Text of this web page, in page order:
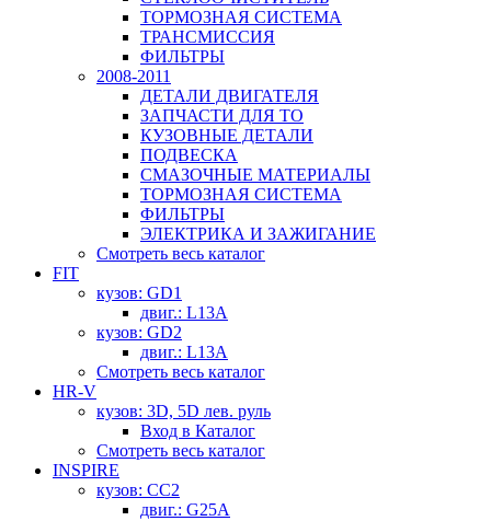
ТОРМОЗНАЯ СИСТЕМА
ТРАНСМИССИЯ
ФИЛЬТРЫ
2008-2011
ДЕТАЛИ ДВИГАТЕЛЯ
ЗАПЧАСТИ ДЛЯ ТО
КУЗОВНЫЕ ДЕТАЛИ
ПОДВЕСКА
СМАЗОЧНЫЕ МАТЕРИАЛЫ
ТОРМОЗНАЯ СИСТЕМА
ФИЛЬТРЫ
ЭЛЕКТРИКА И ЗАЖИГАНИЕ
Смотреть весь каталог
FIT
кузов: GD1
двиг.: L13A
кузов: GD2
двиг.: L13A
Смотреть весь каталог
HR-V
кузов: 3D, 5D лев. руль
Вход в Каталог
Смотреть весь каталог
INSPIRE
кузов: CC2
двиг.: G25A